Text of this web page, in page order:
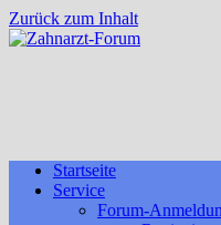
Zurück zum Inhalt
Startseite
Service
Forum-